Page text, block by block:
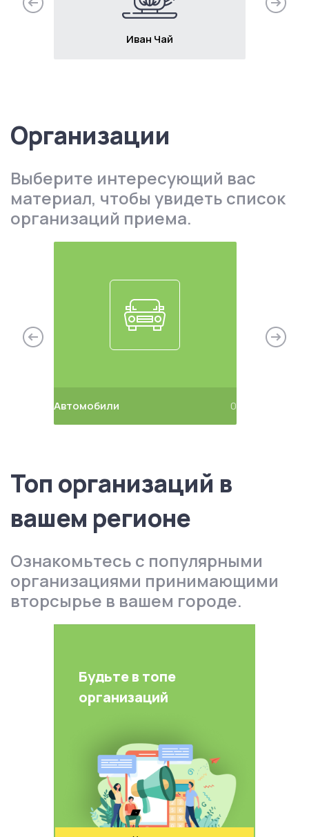
Иван Чай
Организации
Выберите интересующий вас
материал, чтобы увидеть список
организаций приема.
Автомобили 0
Топ организаций в
вашем регионе
Ознакомьтесь с популярными
организациями принимающими
вторсырье в вашем городе.
Будьте в топе
организаций